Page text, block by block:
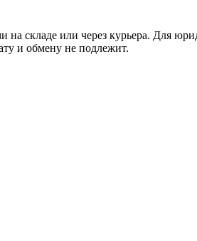
складе или через курьера. Для
и обмену не подлежит.